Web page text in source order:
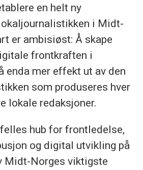
i vedtektene.
og Stiftelsen Polaris
organer i det
samarbeidet i Polaris
en helt ny
i Midt-
er ambisiøst: Å skape
frontkraften i
enda mer effekt ut av den
som produseres hver
lokale redaksjoner.
hub for frontledelse,
og digital utvikling på
Midt-Norges viktigste